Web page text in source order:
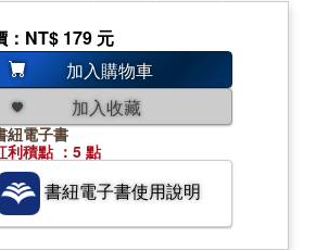
：NT$ 179 元
加入購物車
加入收藏
紐電子書
利積點 ：5 點
書紐電子書使用說明